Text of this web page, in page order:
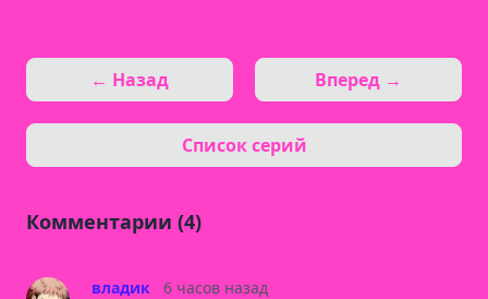
← Назад
Список серий
Вперед →
Комментарии (4)
владик 6 часов назад